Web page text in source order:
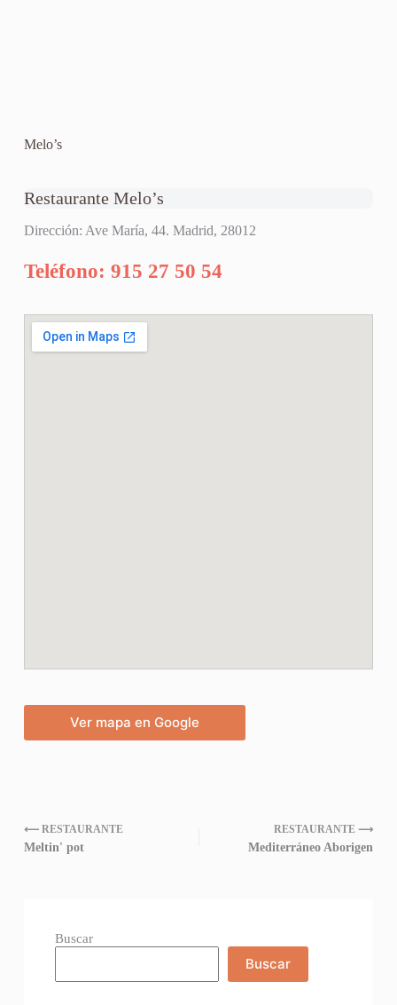
Melo’s
Restaurante Melo’s
Dirección: Ave María, 44. Madrid, 28012
Teléfono: 915 27 50 54
Ver mapa en Google
⟵ RESTAURANTE
Meltin' pot
RESTAURANTE ⟶
Mediterráneo Aborigen
Buscar
Buscar